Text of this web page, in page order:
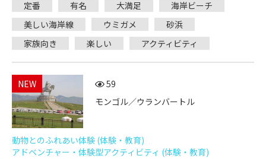
定番
有名 大満足
海岸ビーチ
美しい海岸線
ウミガメ
砂浜
家族向き
楽しい アクティビティ
NEW
59
モンゴル／ウランバートル
動物とのふれあい体験 (体験・教育)
アドベンチャー・体験型アクティビティ (体験・教育)